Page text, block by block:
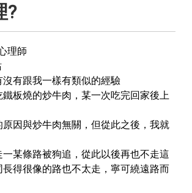
?
理師
有跟我一樣有類似的經驗
板燒的炒牛肉，某一次吃完回家後上
因與炒牛肉無關，但從此之後，我就
某條路被狗追，從此以後再也不走這
得很像的路也不太走，寧可繞遠路而